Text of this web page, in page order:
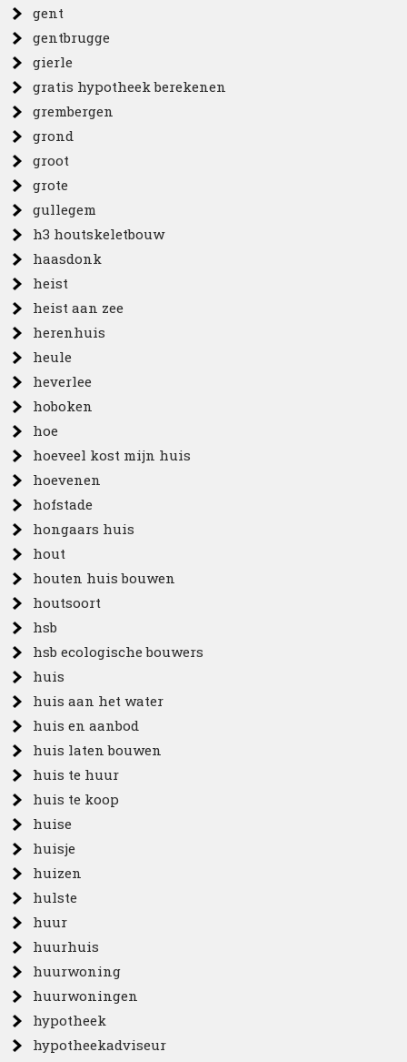
gent
gentbrugge
gierle
gratis hypotheek berekenen
grembergen
grond
groot
grote
gullegem
h3 houtskeletbouw
haasdonk
heist
heist aan zee
herenhuis
heule
heverlee
hoboken
hoe
hoeveel kost mijn huis
hoevenen
hofstade
hongaars huis
hout
houten huis bouwen
houtsoort
hsb
hsb ecologische bouwers
huis
huis aan het water
huis en aanbod
huis laten bouwen
huis te huur
huis te koop
huise
huisje
huizen
hulste
huur
huurhuis
huurwoning
huurwoningen
hypotheek
hypotheekadviseur